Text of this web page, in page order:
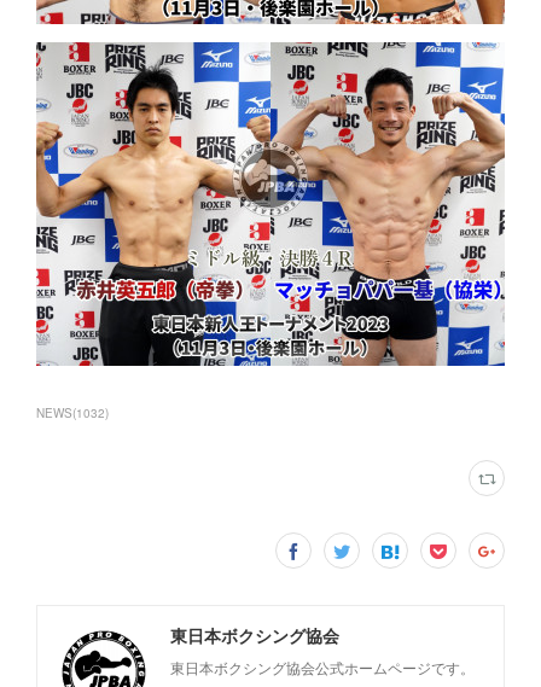
NEWS(1032)
東日本ボクシング協会
東日本ボクシング協会公式ホームページです。